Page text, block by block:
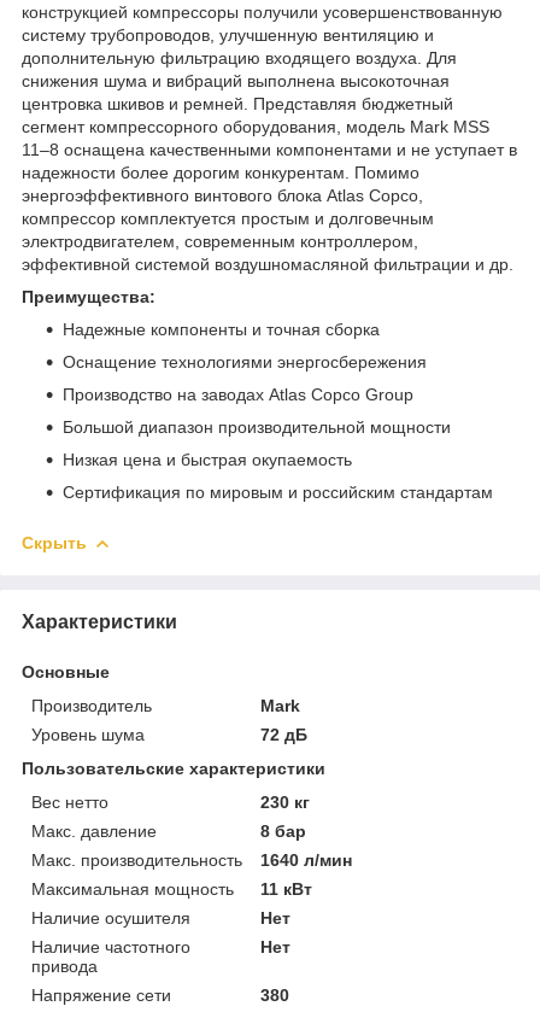
конструкцией компрессоры получили усовершенствованную
систему трубопроводов, улучшенную вентиляцию и
дополнительную фильтрацию входящего воздуха. Для
снижения шума и вибраций выполнена высокоточная
центровка шкивов и ремней. Представляя бюджетный
сегмент компрессорного оборудования, модель Mark MSS
11–8 оснащена качественными компонентами и не уступает в
надежности более дорогим конкурентам. Помимо
энергоэффективного винтового блока Atlas Copco,
компрессор комплектуется простым и долговечным
электродвигателем, современным контроллером,
эффективной системой воздушномасляной фильтрации и др.
Преимущества:
Надежные компоненты и точная сборка
Оснащение технологиями энергосбережения
Производство на заводах Atlas Copco Group
Большой диапазон производительной мощности
Низкая цена и быстрая окупаемость
Сертификация по мировым и российским стандартам
Скрыть
Характеристики
Основные
Производитель
Mark
Уровень шума
72 дБ
Пользовательские характеристики
Вес нетто
230 кг
Макс. давление
8 бар
Макс. производительность
1640 л/мин
Максимальная мощность
11 кВт
Наличие осушителя
Нет
Наличие частотного
привода
Нет
Напряжение сети
380